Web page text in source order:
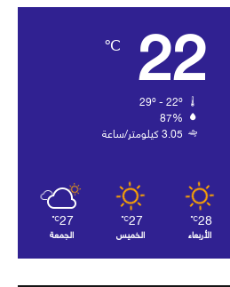
22
℃
87%
3.05 كيلومتر/ساعة
28
℃
الأربعاء
27
℃
الخميس
27
℃
الجمعة